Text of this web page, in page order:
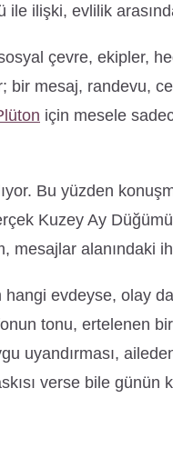
ilişki, evlilik
çevre, ekipler,
bir mesaj, randevu,
için mesele
Bu yüzden
Kuzey Ay Düğümü
mesajlar alanındaki
hangi evdeyse, olay
tonu, ertelenen
uyandırması,
verse bile günün